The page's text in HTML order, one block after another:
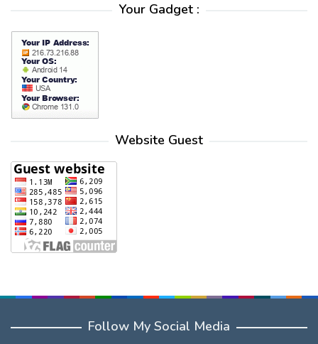
Your Gadget :
Website Guest
Follow My Social Media